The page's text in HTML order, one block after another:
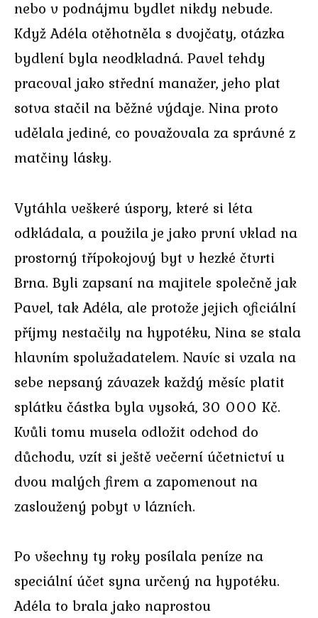
nebo v podnájmu bydlet nikdy nebude.
Když Adéla otěhotněla s dvojčaty, otázka
bydlení byla neodkladná. Pavel tehdy
pracoval jako střední manažer, jeho plat
sotva stačil na běžné výdaje. Nina proto
udělala jediné, co považovala za správné z
matčiny lásky.
Vytáhla veškeré úspory, které si léta
odkládala, a použila je jako první vklad na
prostorný třípokojový byt v hezké čtvrti
Brna. Byli zapsaní na majitele společně jak
Pavel, tak Adéla, ale protože jejich oficiální
příjmy nestačily na hypotéku, Nina se stala
hlavním spolužadatelem. Navíc si vzala na
sebe nepsaný závazek každý měsíc platit
splátku částka byla vysoká, 30 000 Kč.
Kvůli tomu musela odložit odchod do
důchodu, vzít si ještě večerní účetnictví u
dvou malých firem a zapomenout na
zasloužený pobyt v lázních.
Po všechny ty roky posílala peníze na
speciální účet syna určený na hypotéku.
Adéla to brala jako naprostou